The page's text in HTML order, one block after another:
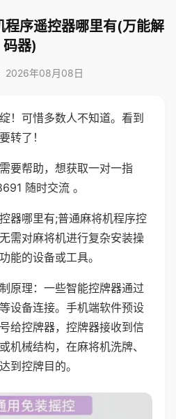
程序遥控器哪里有(万能解
码器)
2026年08月08日
！可惜多数人不知道。看到
转了！
要帮助，想获取一对一指
随时交流 。
器哪里有;普通麻将机程序控
需对麻将机进行复杂安装操
能的设备或工具。
原理：一些智能控牌器通过
设备连接。手机端软件预设
给控牌器，控牌器接收到信
机械结构，在麻将机洗牌、
到控牌目的。